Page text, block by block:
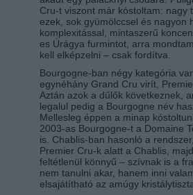
Cru-t viszont már kóstoltam: nagy
ezek, sok gyümölccsel és nagyon
komplexitással, mintaszerű
es Úrágya furmintot, arra
kell elképzelni – csak fordítva.
Bourgogne-ban négy kategória
egynéhány Grand Cru virít,
Aztán azok a dűlők következnek,
legalul pedig a Bourgogne név
Mellesleg éppen a minap
2003-as Bourgogne-t a Domaine
is. Chablis-ban hasonló a
Premier Cru-k alatt a Chablis,
feltétlenül könnyű – szívnak is a
nem tanulni akar, hanem inni
elsajátítható az amúgy